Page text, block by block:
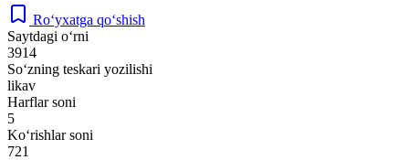
Ro‘yxatga qo‘shish
Saytdagi o‘rni
3914
So‘zning teskari yozilishi
likav
Harflar soni
5
Ko‘rishlar soni
721